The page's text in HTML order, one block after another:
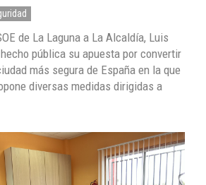
de La Laguna a La Alcaldía, Luis
pública su apuesta por convertir
más segura de España en la que
diversas medidas dirigidas a